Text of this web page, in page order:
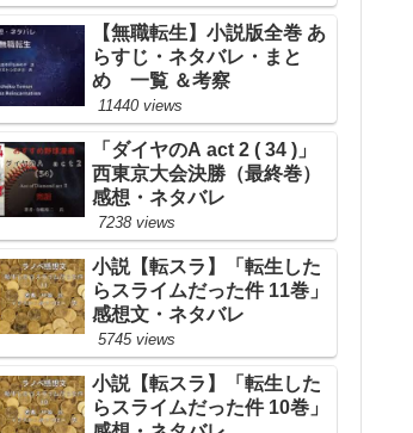
【無職転生】小説版全巻 あ
らすじ・ネタバレ・まと
め 一覧 ＆考察
11440 views
「ダイヤのA act 2 ( 34 )」
西東京大会決勝（最終巻）
感想・ネタバレ
7238 views
小説【転スラ】「転生した
らスライムだった件 11巻」
感想文・ネタバレ
5745 views
小説【転スラ】「転生した
らスライムだった件 10巻」